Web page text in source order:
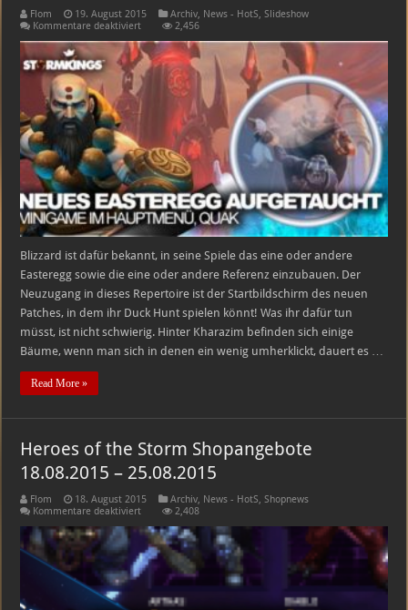
Flom 19. August 2015 Archiv, News - HotS,Slideshow
Kommentare deaktiviertfür
Easteregg
im
Hauptmenü:
Duck
Hunt!
2,456
Blizzard ist dafür bekannt, in seine Spiele das eine oder andere
Easteregg sowie die eine oder andere Referenz einzubauen. Der
Neuzugang in dieses Repertoire ist der Startbildschirm des neuen
Patches, in dem ihr Duck Hunt spielen könnt! Was ihr dafür tun
müsst, ist nicht schwierig. Hinter Kharazim befinden sich einige
Bäume, wenn man sich in denen ein wenig umherklickt, dauert es …
Read More »
Heroes of the Storm Shopangebote
18.08.2015 – 25.08.2015
Flom 18. August 2015 Archiv, News - HotS,Shopnews
Kommentare deaktiviertfür
of
the
Storm
Shopangebote
18.08.2015
25.08.2015
2,408